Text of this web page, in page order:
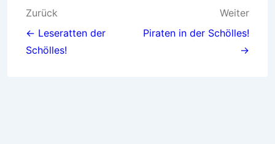
Beitragsnavigation
Zurück
← Leseratten der
Schölles!
Weiter
Piraten in der Schölles!
→